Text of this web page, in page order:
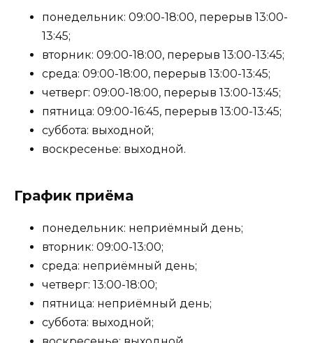
понедельник: 09:00-18:00, перерыв 13:00-
13:45;
вторник: 09:00-18:00, перерыв 13:00-13:45;
среда: 09:00-18:00, перерыв 13:00-13:45;
четверг: 09:00-18:00, перерыв 13:00-13:45;
пятница: 09:00-16:45, перерыв 13:00-13:45;
суббота: выходной;
воскресенье: выходной.
График приёма
понедельник: неприёмный день;
вторник: 09:00-13:00;
среда: неприёмный день;
четверг: 13:00-18:00;
пятница: неприёмный день;
суббота: выходной;